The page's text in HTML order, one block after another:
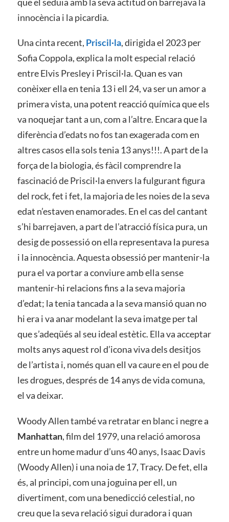
innocència i la picardia.
Una cinta recent, Priscil·la, dirigida el 2023 per
Sofia Coppola, explica la molt especial relació
entre Elvis Presley i Priscil·la. Quan es van
conèixer ella en tenia 13 i ell 24, va ser un amor a
primera vista, una potent reacció química que els
va noquejar tant a un, com a l’altre. Encara que la
diferència d’edats no fos tan exagerada com en
altres casos ella sols tenia 13 anys!!!. A part de la
força de la biologia, és fàcil comprendre la
fascinació de Priscil·la envers la fulgurant figura
del rock, fet i fet, la majoria de les noies de la seva
edat n’estaven enamorades. En el cas del cantant
s’hi barrejaven, a part de l’atracció física pura, un
desig de possessió on ella representava la puresa
i la innocència. Aquesta obsessió per mantenir-la
pura el va portar a conviure amb ella sense
mantenir-hi relacions fins a la seva majoria
d’edat; la tenia tancada a la seva mansió quan no
hi era i va anar modelant la seva imatge per tal
que s’adeqüés al seu ideal estètic. Ella va acceptar
molts anys aquest rol d’icona viva dels desitjos
de l’artista i, només quan ell va caure en el pou de
les drogues, després de 14 anys de vida comuna,
el va deixar.
Woody Allen també va retratar en blanc i negre a
Manhattan, film del 1979, una relació amorosa
entre un home madur d’uns 40 anys, Isaac Davis
(Woody Allen) i una noia de 17, Tracy. De fet, ella
és, al principi, com una joguina per ell, un
divertiment, com una benedicció celestial, no
creu que la seva relació sigui duradora i quan